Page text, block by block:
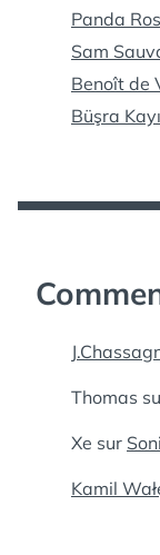
Panda
Sam
Benoît de
Büşra
Thomas
Xe sur
Kamil